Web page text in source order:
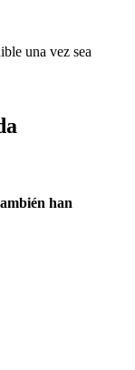
una vez sea
han